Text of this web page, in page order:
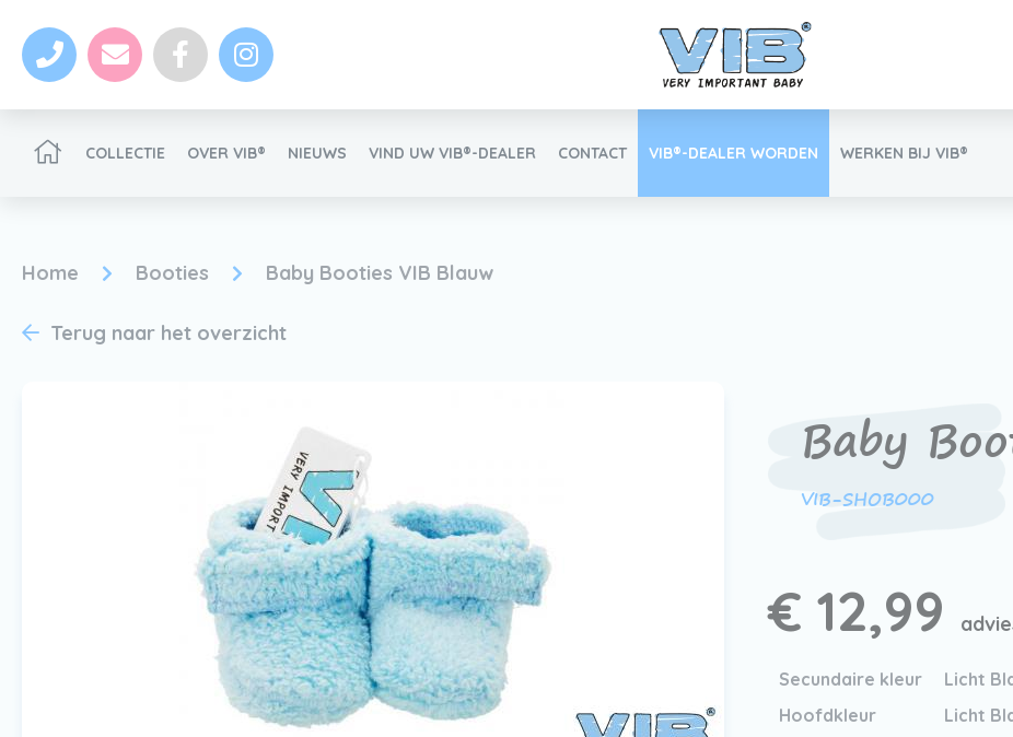
VIB®-Dealer worden
COLLECTIE OVER VIB® NIEUWS VIND UW VIB®-DEALER CONTACT VIB®-DEALER WORDEN WERKEN BIJ VIB®
Home Booties Baby Booties VIB Blauw
Terug naar het overzicht
Baby
VIB-SHOB000
€ 12,99
Secundaire kleur
Licht
Hoofdkleur
Licht